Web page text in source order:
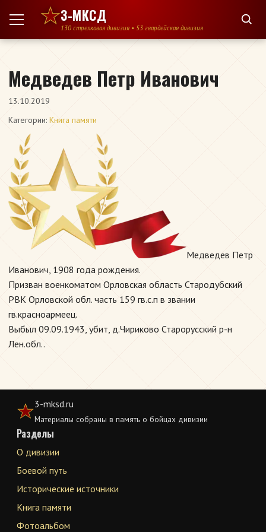
Перейти к содержимому
3-МКСД
130 стрелковая дивизия • 53 гвардейская дивизия
Медведев Петр Иванович
13.10.2019
Категории: Книга памяти
Медведев Петр
Иванович, 1908 года рождения.
Призван военкоматом Орловская область Стародубский
РВК Орловской обл. часть 159 гв.с.п в звании
гв.красноармеец.
Выбыл 09.09.1943, убит, д.Чириково Старорусский р-н
Лен.обл..
3-mksd.ru
Материалы собраны в память о бойцах дивизии
Разделы
О дивизии
Боевой путь
Исторические источники
Книга памяти
Фотоальбом